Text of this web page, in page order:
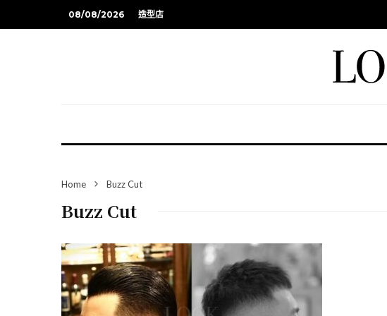
08/08/2026 造型店
Home Buzz Cut
Buzz Cut